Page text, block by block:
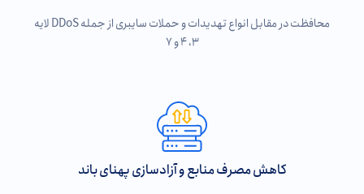
محافظت در مقابل انواع تهدیدات و حملات سایبری از جمله DDoS لایه
۳، ۴ و ۷
کاهش مصرف منابع و آزادسازی پهنای باند